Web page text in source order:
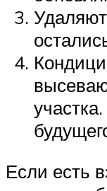
Если есть